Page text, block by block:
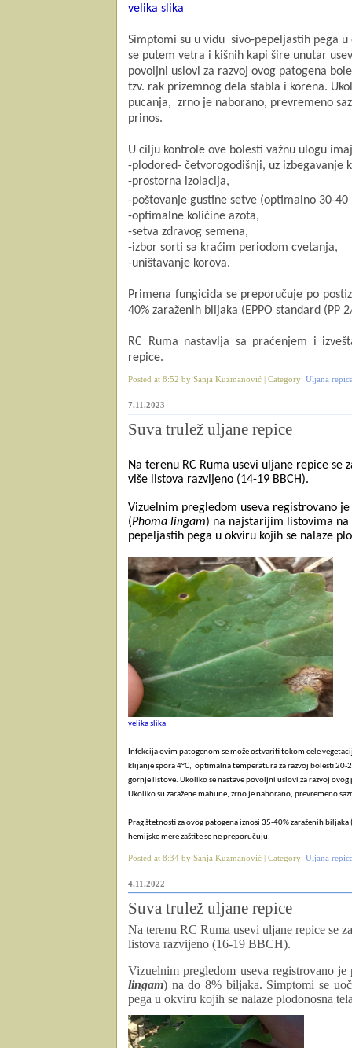
velika slika
Simptomi su u vidu sivo-pepeljastih pega
se putem vetra i kišnih kapi šire unutar
povoljni uslovi za razvoj ovog patogena
tzv. rak prizemnog dela stabla i korena.
pucanja, zrno je naborano, prevremeno
prinos.
U cilju kontrole ove bolesti važnu ulogu
-plodored- četvorogodišnji, uz izbegavanje
-prostorna izolacija,
-poštovanje gustine setve (optimalno 30-
-optimalne količine azota,
-setva zdravog semena,
-izbor sorti sa kraćim periodom cvetanja,
-uništavanje korova.
Primena fungicida se preporučuje po
40% zaraženih biljaka (EPPO standard (PP
RC Ruma nastavlja sa praćenjem i
repice.
Posted at 8:52 by Sanja Kuzmanović | Category: Uljana
7.11.2023
Suva trulež uljane repice
Na terenu RC Ruma usevi uljane repice se
više listova razvijeno (14-19 BBCH).
Vizuelnim pregledom useva registrovano
(Phoma lingam) na najstarijim listovima na
pepeljastih pega u okviru kojih se nalaze
velika slika
Infekcija ovim patogenom se može ostvariti tokom cele
klijanje spora 4°C, optimalna temperatura za razvoj bolesti
gornje listove. Ukoliko se nastave povoljni uslovi za razvoj
Ukoliko su zaražene mahune, zrno je naborano, prevremeno
Prag štetnosti za ovog patogena iznosi 35-40% zaraženih
hemijske mere zaštite se ne preporučuju.
Posted at 8:34 by Sanja Kuzmanović | Category: Uljana
4.11.2022
Suva trulež uljane repice
Na terenu RC Ruma usevi uljane repice se
listova razvijeno (16-19 BBCH).
Vizuelnim pregledom useva registrovano
lingam) na do 8% biljaka. Simptomi se
pega u okviru kojih se nalaze plodonosna